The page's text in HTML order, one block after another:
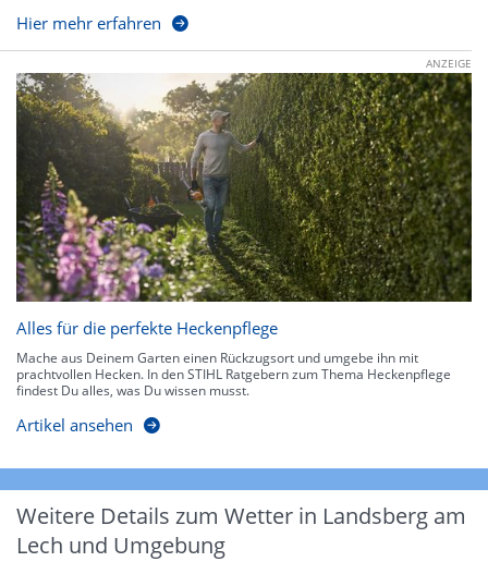
Hier mehr erfahren
ANZEIGE
Alles für die perfekte Heckenpflege
Mache aus Deinem Garten einen Rückzugsort und umgebe ihn mit
prachtvollen Hecken. In den STIHL Ratgebern zum Thema Heckenpflege
findest Du alles, was Du wissen musst.
Artikel ansehen
Weitere Details zum Wetter in Landsberg am
Lech und Umgebung